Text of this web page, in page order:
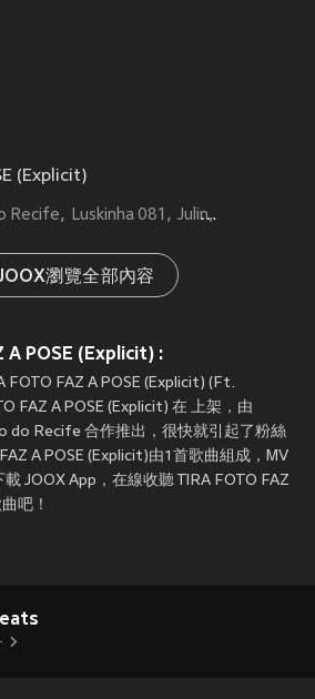
(Explicit)
Recife Luskinha 081 Julin
瀏覽全部內容
A POSE (Explicit) :
FOTO FAZ A POSE (Explicit) (Ft.
FAZ A POSE (Explicit) 在 上架，由
do Recife 合作推出，很快就引起了粉絲
A POSE (Explicit)由1首歌曲組成，MV
JOOX App，在線收聽 TIRA FOTO FAZ
吧！